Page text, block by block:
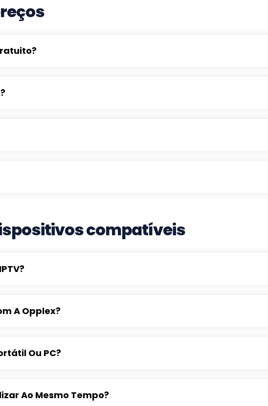
compatíveis
A Opplex?
Ou PC?
Ao Mesmo Tempo?